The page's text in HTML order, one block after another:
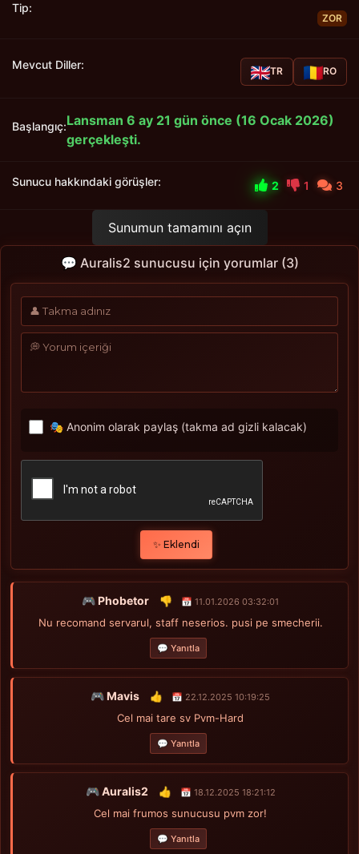
Tip:
ZOR
Mevcut Diller: TR RO
Başlangıç:Lansman 6 ay 21 gün önce (16 Ocak 2026)
gerçekleşti.
Sunucu hakkındaki görüşler: 2 1 3
Sunumun tamamını açın
💬 Auralis2 sunucusu için yorumlar (3)
🎭 Anonim olarak paylaş (takma ad gizli kalacak)
✨ Eklendi
🎮 Phobetor 👎 📅 11.01.2026 03:32:01
Nu recomand servarul, staff neserios. pusi pe smecherii.
💬 Yanıtla
🎮 Mavis 👍 📅 22.12.2025 10:19:25
Cel mai tare sv Pvm-Hard
💬 Yanıtla
🎮 Auralis2 👍 📅 18.12.2025 18:21:12
Cel mai frumos sunucusu pvm zor!
💬 Yanıtla